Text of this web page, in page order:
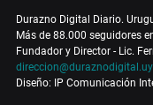
Durazno Digital Diario.
Más de 88.000 seguidores
Fundador y Director - Lic.
direccion@duraznodigital.uy
Diseño: IP Comunicación